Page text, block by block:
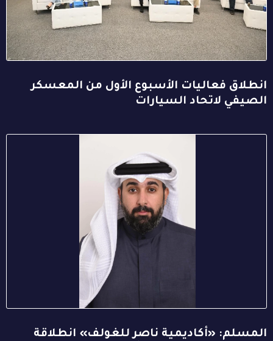
انطلاق فعاليات الأسبوع الأول من المعسكر
الصيفي لاتحاد السيارات
المسلم: «أكاديمية ناصر للغولف» انطلاقة